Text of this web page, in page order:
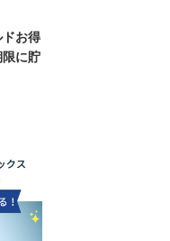
お得
に貯